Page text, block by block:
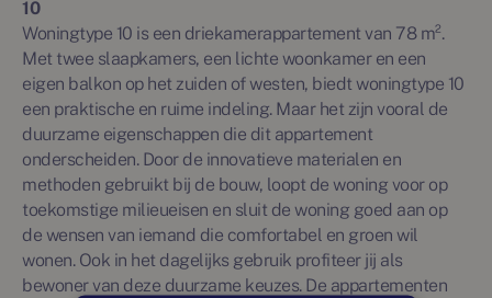
10
Woningtype 10 is een driekamerappartement van 78 m².
Met twee slaapkamers, een lichte woonkamer en een
eigen balkon op het zuiden of westen, biedt woningtype 10
een praktische en ruime indeling. Maar het zijn vooral de
duurzame eigenschappen die dit appartement
onderscheiden. Door de innovatieve materialen en
methoden gebruikt bij de bouw, loopt de woning voor op
toekomstige milieueisen en sluit de woning goed aan op
de wensen van iemand die comfortabel en groen wil
wonen. Ook in het dagelijks gebruik profiteer jij als
bewoner van deze duurzame keuzes. De appartementen